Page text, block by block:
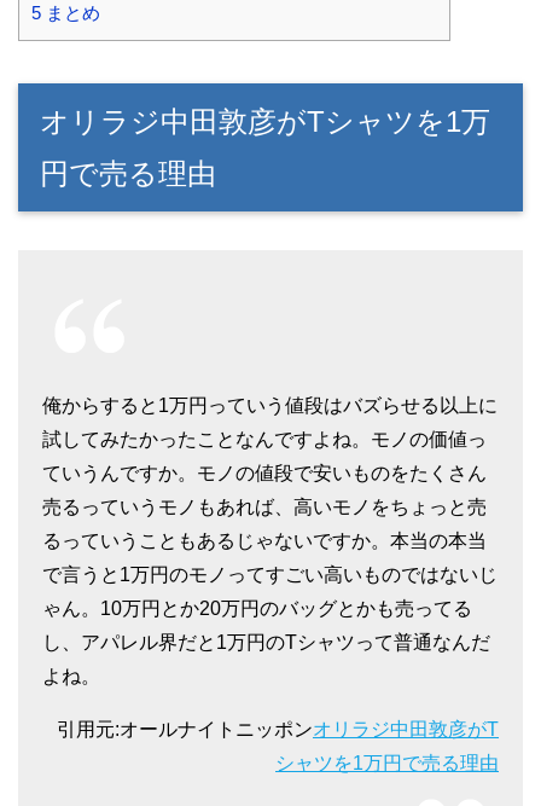
5 まとめ
オリラジ中田敦彦がTシャツを1万
円で売る理由
俺からすると1万円っていう値段はバズらせる以上に
試してみたかったことなんですよね。モノの価値っ
ていうんですか。モノの値段で安いものをたくさん
売るっていうモノもあれば、高いモノをちょっと売
るっていうこともあるじゃないですか。本当の本当
で言うと1万円のモノってすごい高いものではないじ
ゃん。10万円とか20万円のバッグとかも売ってる
し、アパレル界だと1万円のTシャツって普通なんだ
よね。
引用元:オールナイトニッポンオリラジ中田敦彦がT
シャツを1万円で売る理由